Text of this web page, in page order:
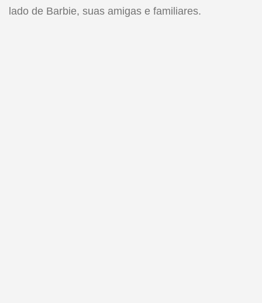
lado de Barbie, suas amigas e familiares.